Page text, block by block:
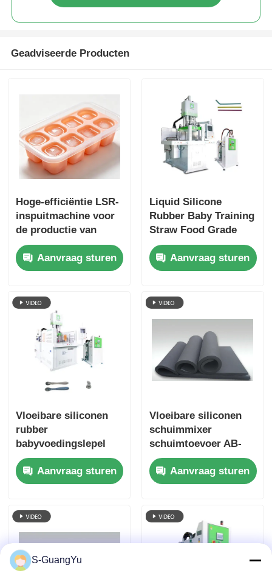
Geadviseerde Producten
Hoge-efficiëntie LSR-
inspuitmachine voor
de productie van
ijsblokjes
Aanvraag sturen
Liquid Silicone
Rubber Baby Training
Straw Food Grade
LSR
doseringssysteem
Aanvraag sturen
Vloeibare siliconen
rubber
babyvoedingslepel
LSR
doseringssysteem
Aanvraag sturen
Vloeibare siliconen
schuimmixer
schuimtoevoer AB-
lijm LSR
doseersysteem
Aanvraag sturen
S-GuangYu